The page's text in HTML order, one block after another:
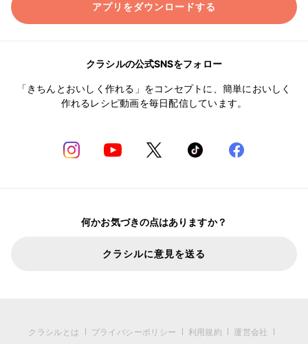
アプリをダウンロードする
クラシルの公式SNSをフォロー
「きちんとおいしく作れる」をコンセプトに、簡単においしく
作れるレシピ動画を毎日配信しています。
何かお気づきの点はありますか？
クラシルに意見を送る
クラシルとは プライバシーポリシー 利用規約
運営会社